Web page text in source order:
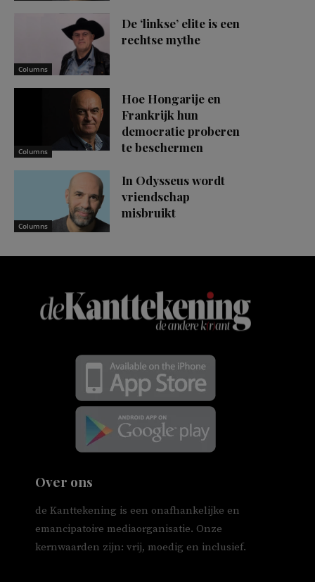
Columns
De ‘linkse’ elite is een
rechtse mythe
Columns
Hoe Hongarije en
Frankrijk hun
democratie proberen
te beschermen
Columns
In Odysseus wordt
vriendschap
misbruikt
Over ons
de Kanttekening is een onafhankelijke en
emancipatoire mediaorganisatie. Onze
kernwaarden zijn: vrij, moedig en inclusief.